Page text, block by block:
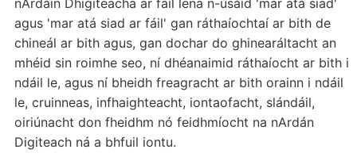
nArdáin Dhigiteacha ar fáil lena n-úsáid 'mar atá siad'
agus 'mar atá siad ar fáil' gan ráthaíochtaí ar bith de
chineál ar bith agus, gan dochar do ghinearáltacht an
mhéid sin roimhe seo, ní dhéanaimid ráthaíocht ar bith i
ndáil le, agus ní bheidh freagracht ar bith orainn i ndáil
le, cruinneas, infhaighteacht, iontaofacht, slándáil,
oiriúnacht don fheidhm nó feidhmíocht na nArdán
Digiteach ná a bhfuil iontu.